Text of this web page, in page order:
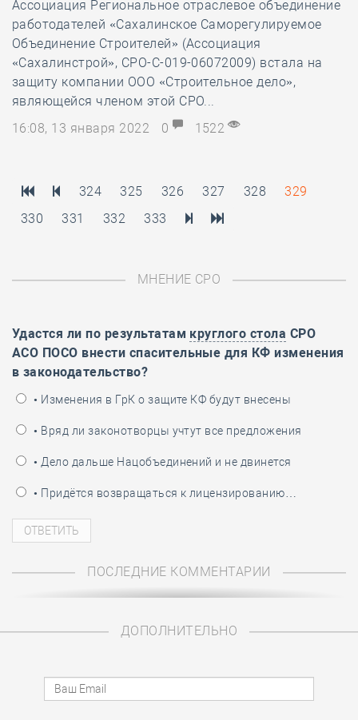
Ассоциация Региональное отраслевое объединение
работодателей «Сахалинское Саморегулируемое
Объединение Строителей» (Ассоциация
«Сахалинстрой», СРО-С-019-06072009) встала на
защиту компании ООО «Строительное дело»,
являющейся членом этой СРО...
16:08, 13 января 2022
0 1522
324 325 326 327 328
329
330
331 332 333
МНЕНИЕ СРО
Удастся ли по результатам круглого стола СРО
АСО ПОСО внести спасительные для КФ изменения
в законодательство?
• Изменения в ГрК о защите КФ будут внесены
• Вряд ли законотворцы учтут все предложения
• Дело дальше Нацобъединений и не двинется
• Придётся возвращаться к лицензированию…
ПОСЛЕДНИЕ КОММЕНТАРИИ
ДОПОЛНИТЕЛЬНО